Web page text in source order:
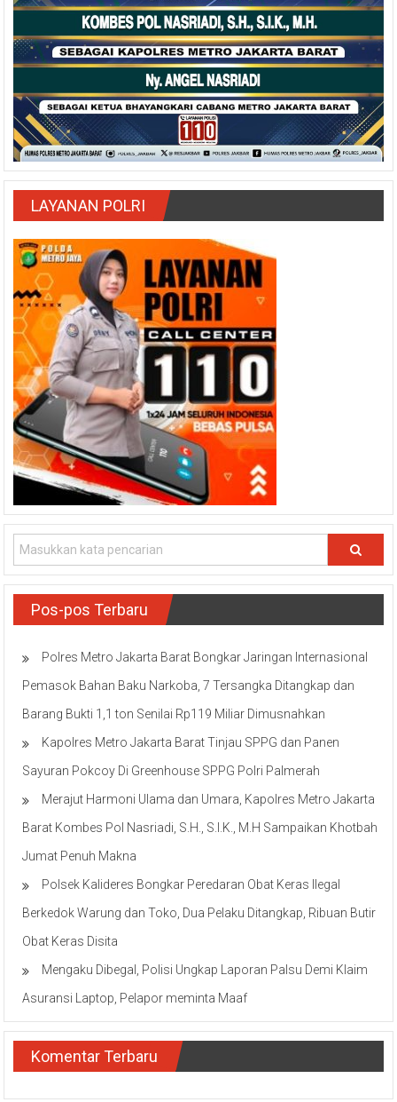
LAYANAN POLRI
Pos-pos Terbaru
Polres Metro Jakarta Barat Bongkar Jaringan Internasional
Pemasok Bahan Baku Narkoba, 7 Tersangka Ditangkap dan
Barang Bukti 1,1 ton Senilai Rp119 Miliar Dimusnahkan
Kapolres Metro Jakarta Barat Tinjau SPPG dan Panen
Sayuran Pokcoy Di Greenhouse SPPG Polri Palmerah
Merajut Harmoni Ulama dan Umara, Kapolres Metro Jakarta
Barat Kombes Pol Nasriadi, S.H., S.I.K., M.H Sampaikan Khotbah
Jumat Penuh Makna
Polsek Kalideres Bongkar Peredaran Obat Keras Ilegal
Berkedok Warung dan Toko, Dua Pelaku Ditangkap, Ribuan Butir
Obat Keras Disita
Mengaku Dibegal, Polisi Ungkap Laporan Palsu Demi Klaim
Asuransi Laptop, Pelapor meminta Maaf
Komentar Terbaru